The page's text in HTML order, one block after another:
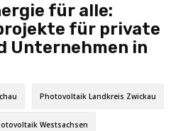
für alle:
für private
Unternehmen in
Photovoltaik Landkreis Zwickau
Westsachsen